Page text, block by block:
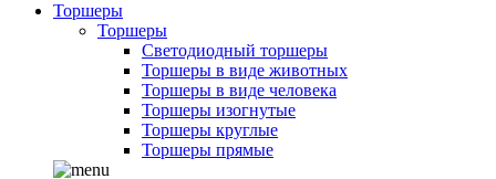
Торшеры
Торшеры
Светодиодный торшеры
Торшеры в виде животных
Торшеры в виде человека
Торшеры изогнутые
Торшеры круглые
Торшеры прямые